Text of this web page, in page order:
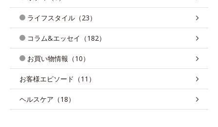
ライフスタイル（23）
コラム&エッセイ（182）
お買い物情報（10）
お客様エピソード（11）
ヘルスケア（18）